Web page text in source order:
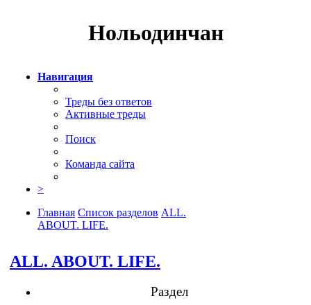
Нольодинчан
Навигация
Треды без ответов
Активные треды
Поиск
Команда сайта
>
Главная Список разделов ALL.
ABOUT. LIFE.
ALL. ABOUT. LIFE.
Раздел